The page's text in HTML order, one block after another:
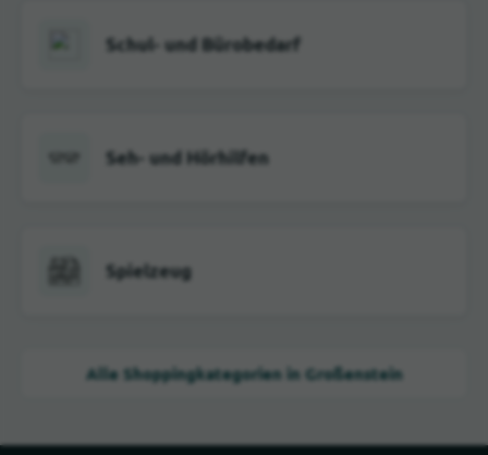
Schul- und Bürobedarf
Seh- und Hörhilfen
Spielzeug
Alle Shoppingkategorien in Großenstein